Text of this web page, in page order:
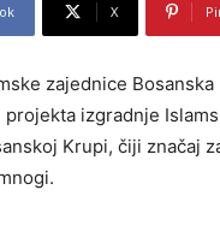
X
zajednice
projekta izgradnje
Krupi, čiji značaj